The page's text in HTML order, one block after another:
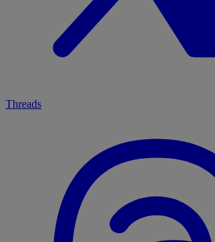
Threads